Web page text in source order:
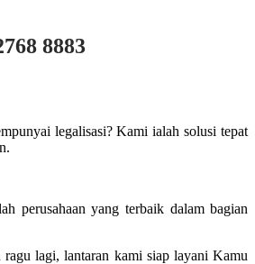
8883
legalisasi? Kami ialah solusi tepat
perusahaan yang terbaik dalam bagian
lagi, lantaran kami siap layani Kamu